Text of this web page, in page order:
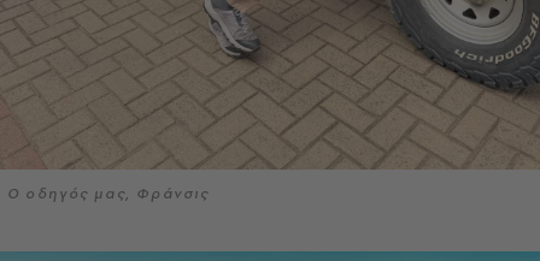
Ο οδηγός μας, Φράνσις